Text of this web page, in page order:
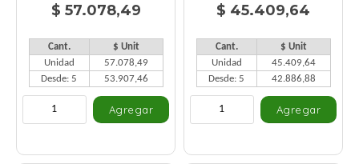
$ 57.078,49
Cant.
$ Unit
Unidad
57.078,49
Desde: 5
53.907,46
$ 45.409,64
Cant.
$ Unit
Unidad
45.409,64
Desde: 5
42.886,88